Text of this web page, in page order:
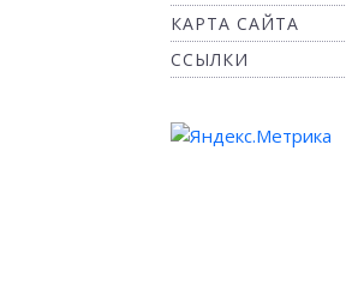
КАРТА САЙТА
ССЫЛКИ